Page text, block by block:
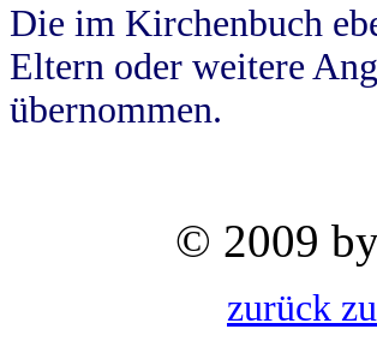
Die im Kirchenbuch
Eltern oder weitere
übernommen.
© 2009
zurück